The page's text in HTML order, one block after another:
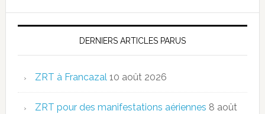
DERNIERS ARTICLES PARUS
ZRT à Francazal 10 août 2026
ZRT pour des manifestations aériennes 8 août